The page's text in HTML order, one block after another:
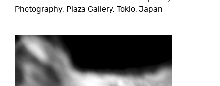
Photography, Plaza Gallery, Tokio, Japan